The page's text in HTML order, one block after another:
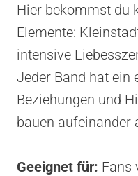
Hier bekommst du
Elemente:
intensive
Jeder Band hat ein
Beziehungen und
bauen aufeinander
Geeignet für: Fans